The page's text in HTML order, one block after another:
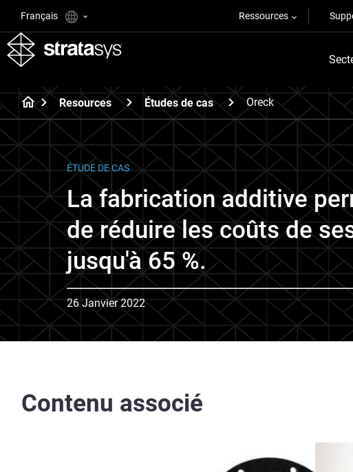
Français Ressources
Resources Études de cas Oreck
ÉTUDE DE CAS
La fabrication additive
de réduire les coûts de
jusqu'à 65 %.
26 Janvier 2022
Contenu associé